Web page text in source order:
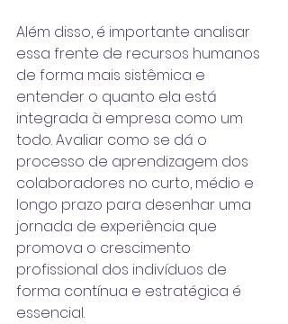
Além disso, é importante analisar
essa frente de recursos humanos
de forma mais sistêmica e
entender o quanto ela está
integrada à empresa como um
todo. Avaliar como se dá o
processo de aprendizagem dos
colaboradores no curto, médio e
longo prazo para desenhar uma
jornada de experiência que
promova o crescimento
profissional dos indivíduos de
forma contínua e estratégica é
essencial.